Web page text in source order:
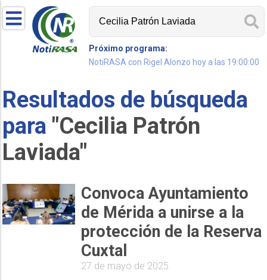
Próximo programa:
NotiRASA con Rigel Alonzo hoy a las 19:00:00
Resultados de búsqueda
para "Cecilia Patrón
Laviada"
Convoca Ayuntamiento
de Mérida a unirse a la
protección de la Reserva
Cuxtal
27 de mayo de 2025